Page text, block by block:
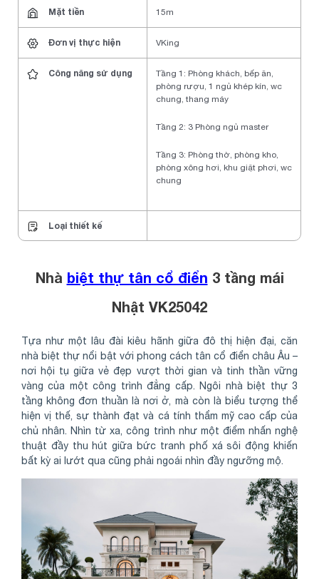
Mặt tiền 15m
Đơn vị thực hiện VKing
Công năng sử dụng
Tầng 1: Phòng khách, bếp ăn,
phòng rượu, 1 ngủ khép kín, wc
chung, thang máy
Tầng 2: 3 Phòng ngủ master
Tầng 3: Phòng thờ, phòng kho,
phòng xông hơi, khu giặt phơi, wc
chung
Loại thiết kế
Nhà biệt thự tân cổ điển 3 tầng mái
Nhật VK25042
Tựa như một lâu đài kiêu hãnh giữa đô thị hiện đại, căn
nhà biệt thự nổi bật với phong cách tân cổ điển châu Âu –
nơi hội tụ giữa vẻ đẹp vượt thời gian và tinh thần vững
vàng của một công trình đẳng cấp. Ngôi nhà biệt thự 3
tầng không đơn thuần là nơi ở, mà còn là biểu tượng thể
hiện vị thế, sự thành đạt và cá tính thẩm mỹ cao cấp của
chủ nhân. Nhìn từ xa, công trình như một điểm nhấn nghệ
thuật đầy thu hút giữa bức tranh phố xá sôi động khiến
bất kỳ ai lướt qua cũng phải ngoái nhìn đầy ngưỡng mộ.